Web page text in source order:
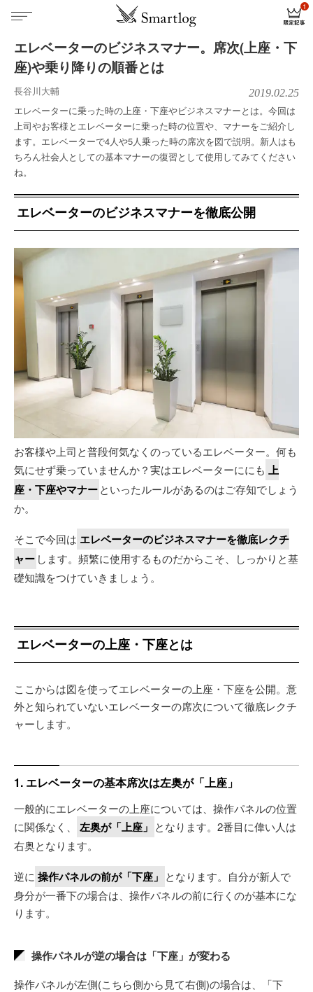
エレベーターのビジネスマナー。席次(上座・下
座)や乗り降りの順番とは
長谷川大輔 2019.02.25
エレベーターに乗った時の上座・下座やビジネスマナーとは。今回は
上司やお客様とエレベーターに乗った時の位置や、マナーをご紹介し
ます。エレベーターで4人や5人乗った時の席次を図で説明。新人はも
ちろん社会人としての基本マナーの復習として使用してみてください
ね。
エレベーターのビジネスマナーを徹底公開
お客様や上司と普段何気なくのっているエレベーター。何も
気にせず乗っていませんか？実はエレベーターににも 上
座・下座やマナーといったルールがあるのはご存知でしょう
か。
そこで今回は エレベーターのビジネスマナーを徹底レクチ
ャー します。頻繁に使用するものだからこそ、しっかりと基
礎知識をつけていきましょう。
エレベーターの上座・下座とは
ここからは図を使ってエレベーターの上座・下座を公開。意
外と知られていないエレベーターの席次について徹底レクチ
ャーします。
1. エレベーターの基本席次は左奥が「上座」
一般的にエレベーターの上座については、操作パネルの位置
に関係なく、
左奥が「上座」 となります。2番目に偉い人は
右奥となります。
逆に 操作パネルの前が「下座」 となります。自分が新人で
身分が一番下の場合は、操作パネルの前に行くのが基本にな
ります。
操作パネルが逆の場合は「下座」が変わる
操作パネルが左側(こちら側から見て右側)の場合は、「下